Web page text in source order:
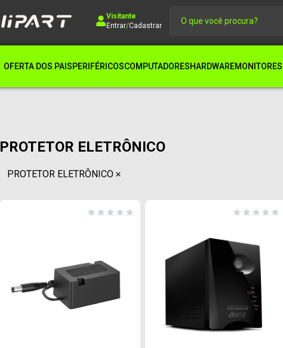
Visitante
Entrar/Cadastrar
OFERTA DOS PAISPERIFÉRICOSCOMPUTADORESHARDWAREMONITORES
PROTETOR ELETRÔNICO
PROTETOR ELETRÔNICO